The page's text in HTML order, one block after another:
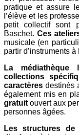
pratique et assure
l’élève et les
petit collectif sont
Baschet. Ces
musicale (en
partir d’instruments
La
collections
caractères destinés
également mis en
gratuitouvert aux
personnes âgées.
Les structures